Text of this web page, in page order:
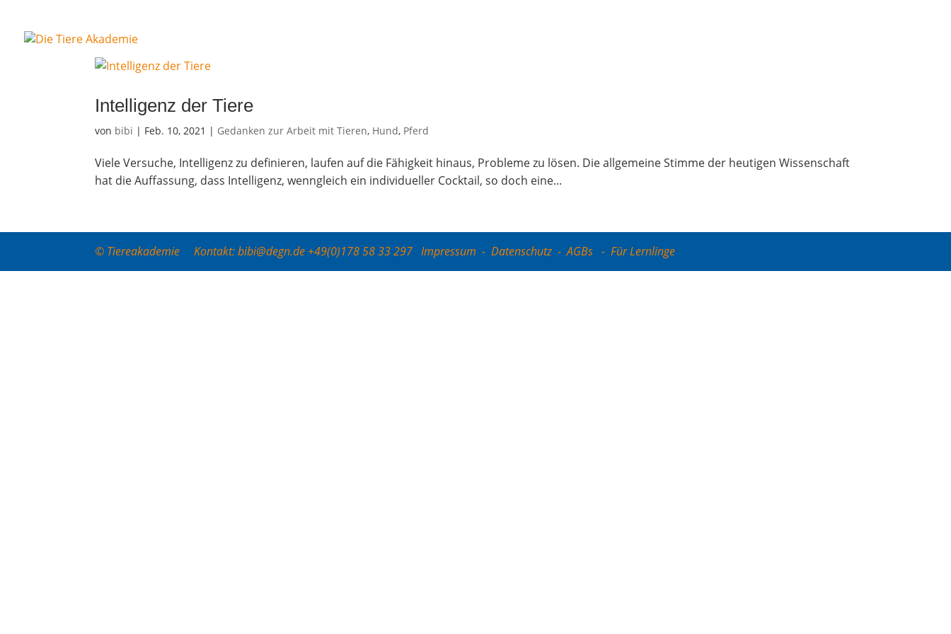
Intel­li­genz der Tiere
von bibi | Feb. 10, 2021 | Gedanken zur Arbeit mit Tieren, Hund, Pferd
Vie­le Ver­su­che, Intel­li­genz zu defi­nie­ren, lau­fen auf die Fähig­keit hin­aus, Pro­ble­me zu lösen. Die all­ge­mei­ne Stim­me der heu­ti­gen Wis­sen­schaft
hat die Auf­fas­sung, dass Intel­li­genz, wenn­gleich ein indi­vi­du­el­ler Cock­tail, so doch eine...
© Tiereakademie Kontakt: bibi@degn.de +49(0)178 58 33 297Impressum -Datenschutz -AGBs -Für Lernlinge